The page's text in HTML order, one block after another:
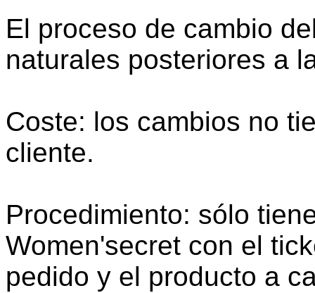
El proceso de cambio
naturales posteriores a
Coste: los cambios no
cliente.
Procedimiento: sólo
Women'secret con el
pedido y el producto a